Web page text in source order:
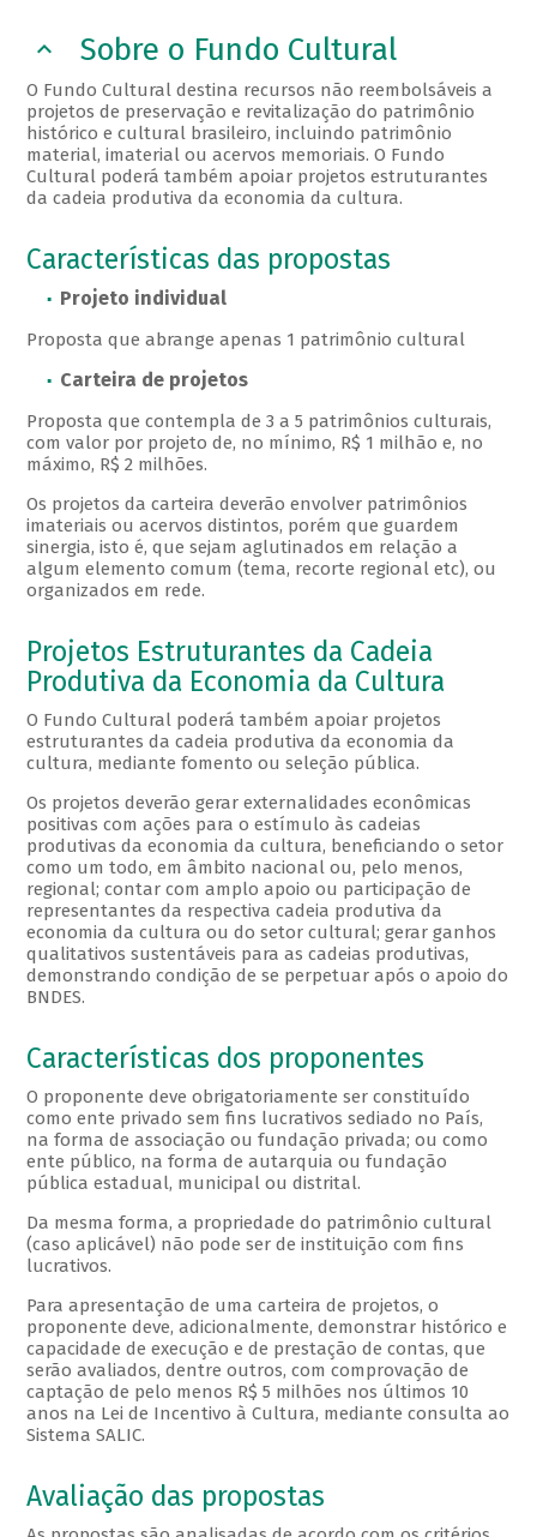
Sobre o Fundo Cultural
O Fundo Cultural destina recursos não reembolsáveis a
projetos de preservação e revitalização do patrimônio
histórico e cultural brasileiro, incluindo patrimônio
material, imaterial ou acervos memoriais. O Fundo
Cultural poderá também apoiar projetos estruturantes
da cadeia produtiva da economia da cultura.
Características das propostas
Projeto individual
Proposta que abrange apenas 1 patrimônio cultural
Carteira de projetos
Proposta que contempla de 3 a 5 patrimônios culturais,
com valor por projeto de, no mínimo, R$ 1 milhão e, no
máximo, R$ 2 milhões.
Os projetos da carteira deverão envolver patrimônios
imateriais ou acervos distintos, porém que guardem
sinergia, isto é, que sejam aglutinados em relação a
algum elemento comum (tema, recorte regional etc), ou
organizados em rede.
Projetos Estruturantes da Cadeia
Produtiva da Economia da Cultura
O Fundo Cultural poderá também apoiar projetos
estruturantes da cadeia produtiva da economia da
cultura, mediante fomento ou seleção pública.
Os projetos deverão gerar externalidades econômicas
positivas com ações para o estímulo às cadeias
produtivas da economia da cultura, beneficiando o setor
como um todo, em âmbito nacional ou, pelo menos,
regional; contar com amplo apoio ou participação de
representantes da respectiva cadeia produtiva da
economia da cultura ou do setor cultural; gerar ganhos
qualitativos sustentáveis para as cadeias produtivas,
demonstrando condição de se perpetuar após o apoio do
BNDES.
Características dos proponentes
O proponente deve obrigatoriamente ser constituído
como ente privado sem fins lucrativos sediado no País,
na forma de associação ou fundação privada; ou como
ente público, na forma de autarquia ou fundação
pública estadual, municipal ou distrital.
Da mesma forma, a propriedade do patrimônio cultural
(caso aplicável) não pode ser de instituição com fins
lucrativos.
Para apresentação de uma carteira de projetos, o
proponente deve, adicionalmente, demonstrar histórico e
capacidade de execução e de prestação de contas, que
serão avaliados, dentre outros, com comprovação de
captação de pelo menos R$ 5 milhões nos últimos 10
anos na Lei de Incentivo à Cultura, mediante consulta ao
Sistema SALIC.
Avaliação das propostas